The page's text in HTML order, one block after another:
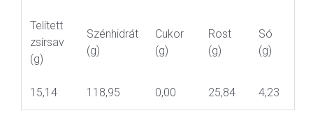
Telített
zsírsav
(g)
Szénhidrát
(g)
Cukor
(g)
Rost
(g)
Só
(g)
15,14 118,95 0,00 25,84 4,23